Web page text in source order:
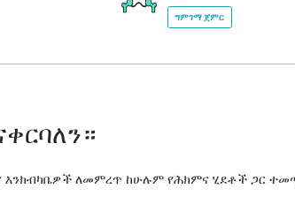
ግምገማ ጀምር
እንክብካቤዎች ለመምረጥ ከሁሉም የሕክምና ሂደቶች ጋር